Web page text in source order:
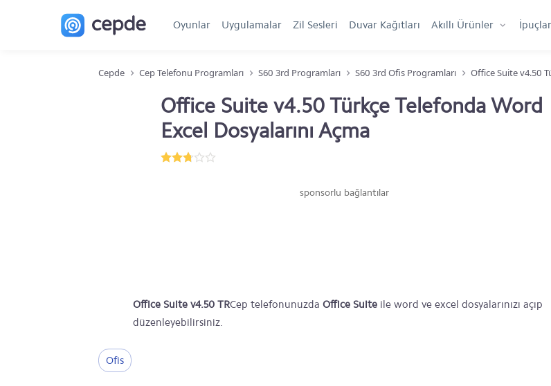
Oyunlar Uygulamalar Zil Sesleri Duvar Kağıtları Akıllı Ürünler
Cepde Cep Telefonu Programları S60 3rd Programları S60 3rd Ofis Programları Office Suite v4.50
Office Suite v4.50 Türkçe Telefonda Word
Excel Dosyalarını Açma
sponsorlu bağlantılar
Office Suite v4.50 TRCep telefonunuzda Office Suite ile word ve excel dosyalarınızı açıp
düzenleyebilirsiniz.
Ofis